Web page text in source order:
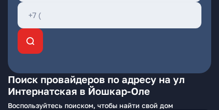
Поиск провайдеров по адресу на ул
Интернатская в Йошкар-Оле
Воспользуйтесь поиском, чтобы найти свой дом